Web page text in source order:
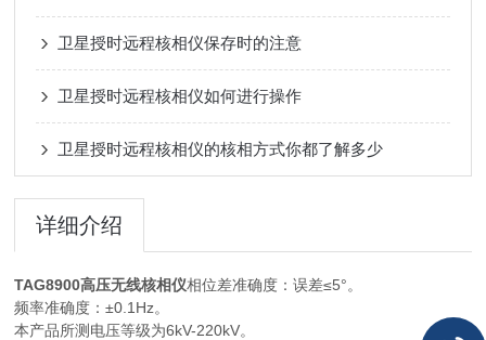
卫星授时远程核相仪保存时的注意
卫星授时远程核相仪如何进行操作
卫星授时远程核相仪的核相方式你都了解多少
详细介绍
TAG8900高压无线核相仪相位差准确度：误差≤5°。
频率准确度：±0.1Hz。
本产品所测电压等级为6kV-220kV。